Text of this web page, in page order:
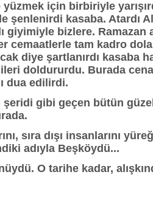
için birbiriyle
şenlenirdi kasaba. Atardı
giyimiyle bizlere. Ramazan
cemaatlerle tam kadro
diye şartlanırdı kasaba
doldururdu. Burada
dua edilirdi.
gibi geçen bütün
sıra dışı insanlarını
adıyla Beşköydü...
O tarihe kadar,